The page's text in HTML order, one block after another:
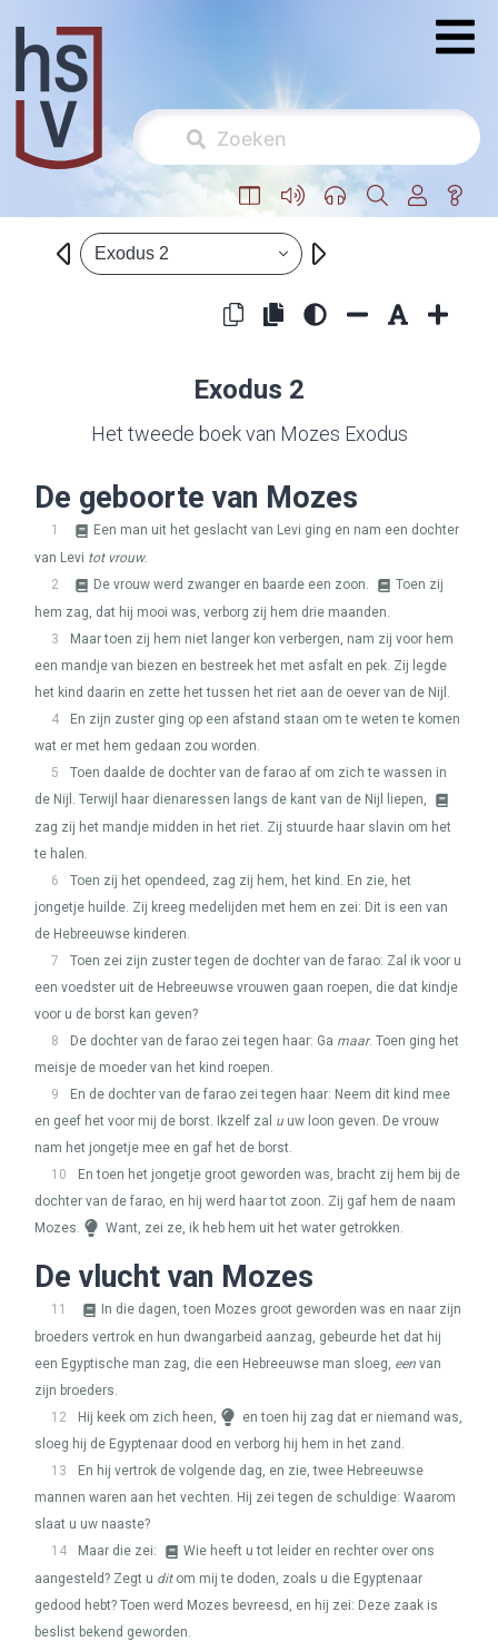
Exodus 2
Exodus 2
Het tweede boek van Mozes Exodus
De geboorte van Mozes
1
Een man uit het geslacht van Levi ging en nam een dochter
van Levi tot vrouw.
2
De vrouw werd zwanger en baarde een zoon.
Toen zij
hem zag, dat hij mooi was, verborg zij hem drie maanden.
3
Maar toen zij hem niet langer kon verbergen, nam zij voor hem
een mandje van biezen en bestreek het met asfalt en pek. Zij legde
het kind daarin en zette het tussen het riet aan de oever van de Nijl.
4
En zijn zuster ging op een afstand staan om te weten te komen
wat er met hem gedaan zou worden.
5
Toen daalde de dochter van de farao af om zich te wassen in
de Nijl. Terwijl haar dienaressen langs de kant van de Nijl liepen,
zag zij het mandje midden in het riet. Zij stuurde haar slavin om het
te halen.
6
Toen zij het opendeed, zag zij hem, het kind. En zie, het
jongetje huilde. Zij kreeg medelijden met hem en zei: Dit is een van
de Hebreeuwse kinderen.
7
Toen zei zijn zuster tegen de dochter van de farao: Zal ik voor u
een voedster uit de Hebreeuwse vrouwen gaan roepen, die dat kindje
voor u de borst kan geven?
8
De dochter van de farao zei tegen haar: Ga maar. Toen ging het
meisje de moeder van het kind roepen.
9
En de dochter van de farao zei tegen haar: Neem dit kind mee
en geef het voor mij de borst. Ikzelf zal uuw loon geven. De vrouw
nam het jongetje mee en gaf het de borst.
10
En toen het jongetje groot geworden was, bracht zij hem bij de
dochter van de farao, en hij werd haar tot zoon. Zij gaf hem de naam
Mozes.
Want, zei ze, ik heb hem uit het water getrokken.
De vlucht van Mozes
11
In die dagen, toen Mozes groot geworden was en naar zijn
broeders vertrok en hun dwangarbeid aanzag, gebeurde het dat hij
een Egyptische man zag, die een Hebreeuwse man sloeg, een van
zijn broeders.
12
Hij keek om zich heen,
en toen hij zag dat er niemand was,
sloeg hij de Egyptenaar dood en verborg hij hem in het zand.
13
En hij vertrok de volgende dag, en zie, twee Hebreeuwse
mannen waren aan het vechten. Hij zei tegen de schuldige: Waarom
slaat u uw naaste?
14
Maar die zei:
Wie heeft u tot leider en rechter over ons
aangesteld? Zegt u ditom mij te doden, zoals u die Egyptenaar
gedood hebt? Toen werd Mozes bevreesd, en hij zei: Deze zaak is
beslist bekend geworden.